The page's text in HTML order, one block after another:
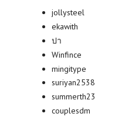
jollysteel
ekawith
ปา
Winfince
mingitype
suriyan2538
summerth23
couplesdm